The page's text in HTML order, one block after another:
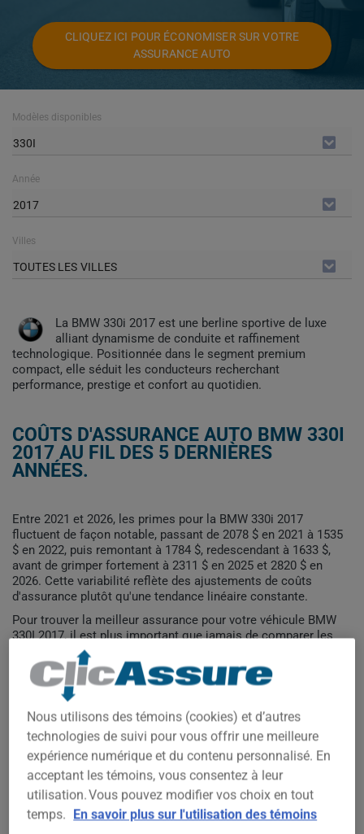
CLIQUEZ ICI POUR ÉCONOMISER SUR VOTRE
ASSURANCE AUTO
Modèles disponibles
330I
Année
2017
Villes
TOUTES LES VILLES
La BMW 330i 2017 est une berline sportive de luxe
alliant dynamisme de conduite et raffinement
technologique. Positionnée dans le segment premium
compact, elle séduit les conducteurs recherchant
performance, prestige et confort au quotidien.
COÛTS D'ASSURANCE AUTO BMW 330I
2017 AU FIL DES 5 DERNIÈRES
ANNÉES.
Entre 2021 et 2026, les primes pour la BMW 330i 2017
fluctuent de façon notable, passant de 2078 $ en 2021 à 1535
$ en 2022, puis remontant à 1784 $, redescendant à 1633 $,
avant de grimper fortement à 2311 $ en 2025 et 2820 $ en
2026. Cette variabilité reflète des ajustements de coûts
d'assurance plutôt qu'une tendance linéaire constante.
Pour trouver la meilleur assurance pour votre véhicule BMW
330I 2017, il est plus important que jamais de comparer les
options disponibles.
2 000$
2 500$
2 750$
Nous utilisons des témoins (cookies) et d’autres
technologies de suivi pour vous offrir une meilleure
expérience numérique et du contenu personnalisé. En
acceptant les témoins, vous consentez à leur
utilisation. Vous pouvez modifier vos choix en tout
temps. En savoir plus sur l'utilisation des témoins